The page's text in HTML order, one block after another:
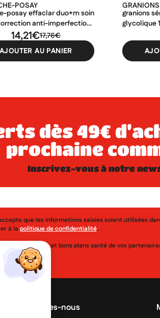
POSAY
posay effaclar duo+m soin
anti-imperfections
17,76€
14,21€
AJOUTER AU PANIER
GRANIONS
granions
glycolique
prochaine
inscrivez-vous à notre
que les informations saisies soient utilisées
à la politique de confidentialité.
réductions et bons plans santé de vos
Qui sommes-nous